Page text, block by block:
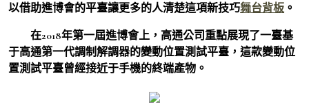
以借助進博會的平臺讓更多的人清楚這項新技巧舞台背板。
在2018年第一屆進博會上，高通公司重點展現了一臺基
于高通第一代調制解調器的變動位置測試平臺，這款變動位
置測試平臺曾經接近于手機的終端產物。